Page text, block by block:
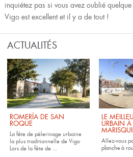
inquiétez pas si vous avez oublié
Vigo est excellent et il y a de tout !
ACTUALITÉS
ROMERÍA DE SAN
ROQUE
La fête de pèlerinage urbaine
la plus traditionnelle de Vigo
Lors de la fête de ...
LE
URBAIN
Allez-vous
planche à